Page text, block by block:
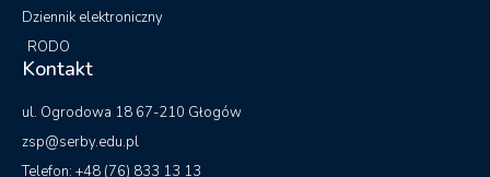
Dziennik elektroniczny
RODO
Kontakt
ul. Ogrodowa 18 67-210 Głogów
zsp@serby.edu.pl
Telefon: +48 (76) 833 13 13